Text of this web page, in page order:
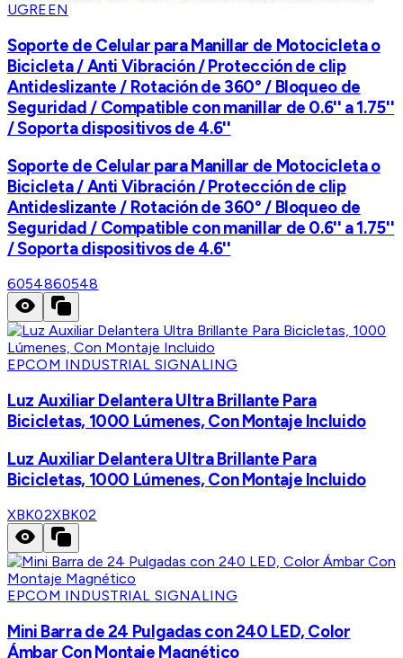
UGREEN
Soporte de Celular para Manillar de Motocicleta o
Bicicleta / Anti Vibración / Protección de clip
Antideslizante / Rotación de 360° / Bloqueo de
Seguridad / Compatible con manillar de 0.6'' a 1.75''
/ Soporta dispositivos de 4.6''
Soporte de Celular para Manillar de Motocicleta o
Bicicleta / Anti Vibración / Protección de clip
Antideslizante / Rotación de 360° / Bloqueo de
Seguridad / Compatible con manillar de 0.6'' a 1.75''
/ Soporta dispositivos de 4.6''
6054860548
EPCOM INDUSTRIAL SIGNALING
Luz Auxiliar Delantera Ultra Brillante Para
Bicicletas, 1000 Lúmenes, Con Montaje Incluido
Luz Auxiliar Delantera Ultra Brillante Para
Bicicletas, 1000 Lúmenes, Con Montaje Incluido
XBK02XBK02
EPCOM INDUSTRIAL SIGNALING
Mini Barra de 24 Pulgadas con 240 LED, Color
Ámbar Con Montaje Magnético